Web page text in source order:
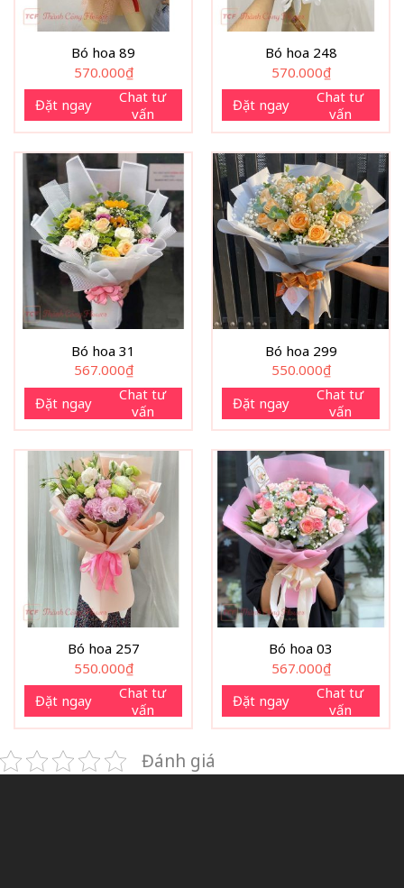
Bó hoa 89
570.000₫
Đặt ngay
Chat tư
vấn
Bó hoa 248
570.000₫
Đặt ngay
Chat tư
vấn
Bó hoa 31
567.000₫
Đặt ngay
Chat tư
vấn
Bó hoa 299
550.000₫
Đặt ngay
Chat tư
vấn
Bó hoa 257
550.000₫
Đặt ngay
Chat tư
vấn
Bó hoa 03
567.000₫
Đặt ngay
Chat tư
vấn
Đánh giá